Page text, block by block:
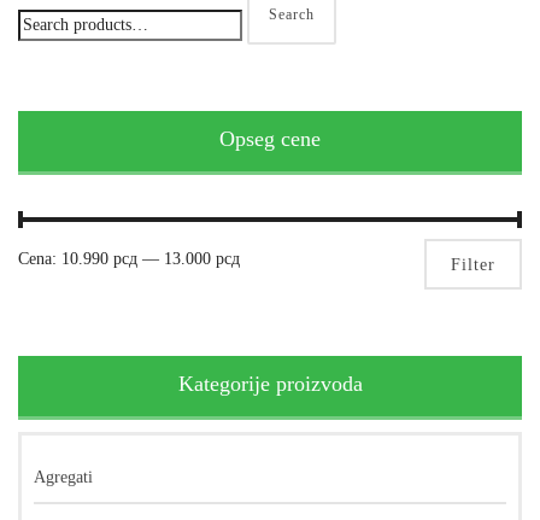
Search
Opseg cene
Filter
Cena: 10.990 рсд — 13.000 рсд
Kategorije proizvoda
Agregati